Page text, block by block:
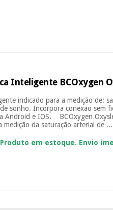
Inteligente BCOxygen
indicado para a medição de:
sonho. Incorpora conexão sem
Android e IOS. BCOxygen
medição da saturação arterial de ...
Produto em estoque. Envio